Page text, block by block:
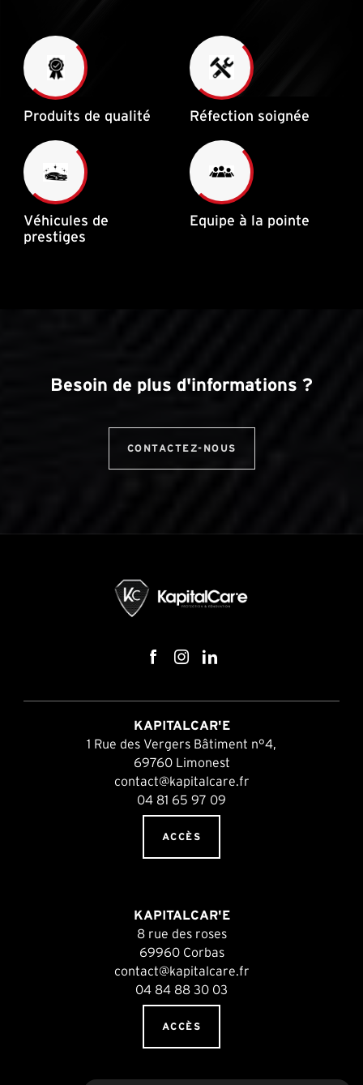
Produits de qualité Réfection soignée
Véhicules de
prestiges
Equipe à la pointe
Besoin de plus d'informations ?
CONTACTEZ-NOUS
KAPITALCAR'E
1 Rue des Vergers Bâtiment n°4,
69760 Limonest
contact@kapitalcare.fr
04 81 65 97 09
ACCÈS
KAPITALCAR'E
8 rue des roses
69960 Corbas
contact@kapitalcare.fr
04 84 88 30 03
ACCÈS